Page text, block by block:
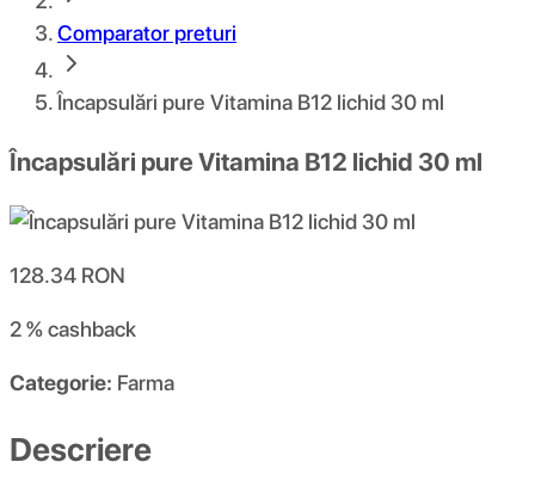
Comparator preturi
Încapsulări pure Vitamina B12 lichid 30 ml
Încapsulări pure Vitamina B12 lichid 30 ml
128.34 RON
2 %cashback
Categorie: Farma
Descriere